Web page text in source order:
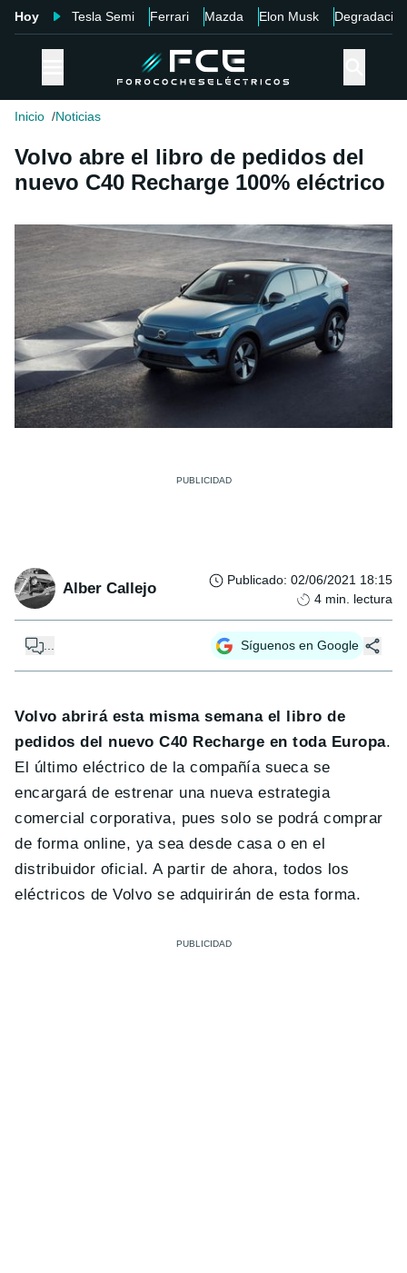
Hoy Tesla Semi Ferrari Mazda Elon Musk Degradación
Inicio Noticias
Volvo abre el libro de pedidos del
nuevo C40 Recharge 100% eléctrico
Alber Callejo Publicado: 02/06/2021 18:15
4 min. lectura
Síguenos en Google
Volvo abrirá esta misma semana el libro de
pedidos del nuevo C40 Recharge en toda Europa.
El último eléctrico de la compañía sueca se
encargará de estrenar una nueva estrategia
comercial corporativa, pues solo se podrá comprar
de forma online, ya sea desde casa o en el
distribuidor oficial. A partir de ahora, todos los
eléctricos de Volvo se adquirirán de esta forma.